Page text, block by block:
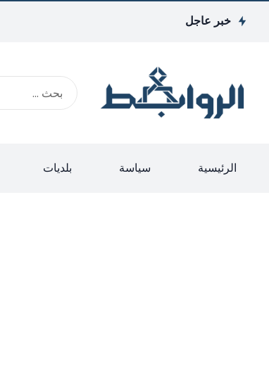
خبر عاجل
الرئيسية سياسة بلديات